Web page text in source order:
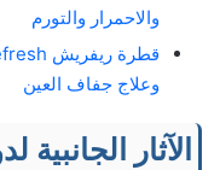
والاحمرار والتورم
وعلاج جفاف العين
الآثار